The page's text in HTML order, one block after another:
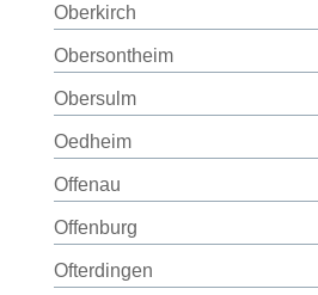
Oberkirch
Obersontheim
Obersulm
Oedheim
Offenau
Offenburg
Ofterdingen